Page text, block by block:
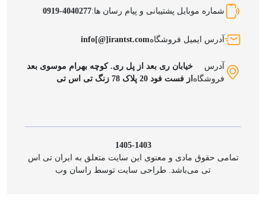
شماره موبایل پشتیبانی و پیام رسان ها:0919-4040277
آدرس ایمیل فروشگاهinfo[@]irantst.com
آدرس
فروشگاه
خیابان ری بعد از پل ری. کوچه بهرام موسوی بعد
از فست فود 20 پلاک 78 زنگ تی اس تی
1405-1403
تمامی حقوق مادی و معنوی این سایت متعلق به ایران تی اس
تی می‌باشد. طراحی سایت توسط راسان وب